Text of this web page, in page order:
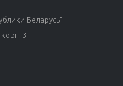
Беларусь"
3